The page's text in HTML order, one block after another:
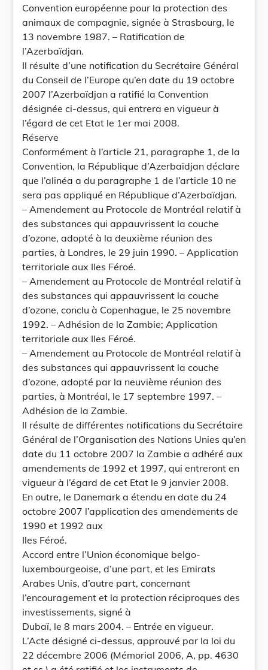
Convention européenne pour la protection des
animaux de compagnie, signée à Strasbourg, le
13 novembre 1987. – Ratification de
l’Azerbaïdjan.
Il résulte d’une notification du Secrétaire Général
du Conseil de l’Europe qu’en date du 19 octobre
2007 l’Azerbaïdjan a ratifié la Convention
désignée ci-dessus, qui entrera en vigueur à
l’égard de cet Etat le 1er mai 2008.
Réserve
Conformément à l’article 21, paragraphe 1, de la
Convention, la République d’Azerbaïdjan déclare
que l’alinéa a du paragraphe 1 de l’article 10 ne
sera pas appliqué en République d’Azerbaïdjan.
– Amendement au Protocole de Montréal relatif à
des substances qui appauvrissent la couche
d’ozone, adopté à la deuxième réunion des
parties, à Londres, le 29 juin 1990. – Application
territoriale aux Iles Féroé.
– Amendement au Protocole de Montréal relatif à
des substances qui appauvrissent la couche
d’ozone, conclu à Copenhague, le 25 novembre
1992. – Adhésion de la Zambie; Application
territoriale aux Iles Féroé.
– Amendement au Protocole de Montréal relatif à
des substances qui appauvrissent la couche
d’ozone, adopté par la neuvième réunion des
parties, à Montréal, le 17 septembre 1997. –
Adhésion de la Zambie.
Il résulte de différentes notifications du Secrétaire
Général de l’Organisation des Nations Unies qu’en
date du 11 octobre 2007 la Zambie a adhéré aux
amendements de 1992 et 1997, qui entreront en
vigueur à l’égard de cet Etat le 9 janvier 2008.
En outre, le Danemark a étendu en date du 24
octobre 2007 l’application des amendements de
1990 et 1992 aux
Iles Féroé.
Accord entre l’Union économique belgo-
luxembourgeoise, d’une part, et les Emirats
Arabes Unis, d’autre part, concernant
l’encouragement et la protection réciproques des
investissements, signé à
Dubaï, le 8 mars 2004. – Entrée en vigueur.
L’Acte désigné ci-dessus, approuvé par la loi du
22 décembre 2006 (Mémorial 2006, A, pp. 4630